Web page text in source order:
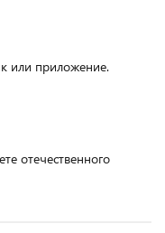
или приложение.
отечественного